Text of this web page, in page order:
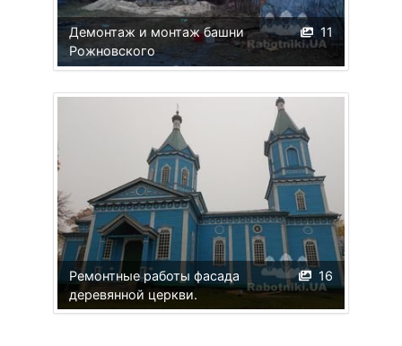
11
Демонтаж и монтаж башни
Рожновского
16
Ремонтные работы фасада
деревянной церкви.